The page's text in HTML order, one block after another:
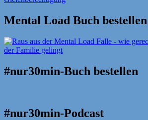
Mental Load Buch bestellen
#nur30min-Buch bestellen
#nur30min-Podcast